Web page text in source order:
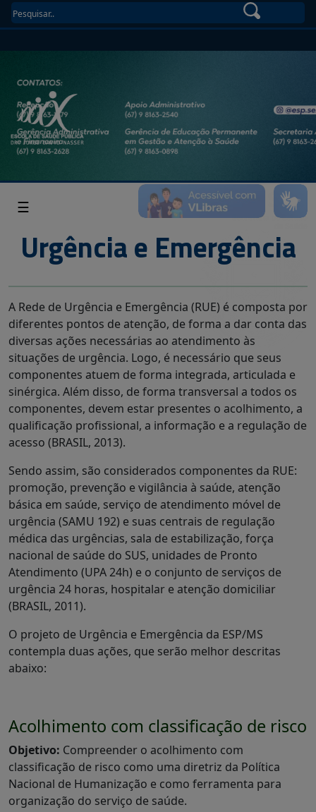
☰
Urgência e Emergência
A Rede de Urgência e Emergência (RUE) é composta por
diferentes pontos de atenção, de forma a dar conta das
diversas ações necessárias ao atendimento às
situações de urgência. Logo, é necessário que seus
componentes atuem de forma integrada, articulada e
sinérgica. Além disso, de forma transversal a todos os
componentes, devem estar presentes o acolhimento, a
qualificação profissional, a informação e a regulação de
acesso (BRASIL, 2013).
Sendo assim, são considerados componentes da RUE:
promoção, prevenção e vigilância à saúde, atenção
básica em saúde, serviço de atendimento móvel de
urgência (SAMU 192) e suas centrais de regulação
médica das urgências, sala de estabilização, força
nacional de saúde do SUS, unidades de Pronto
Atendimento (UPA 24h) e o conjunto de serviços de
urgência 24 horas, hospitalar e atenção domiciliar
(BRASIL, 2011).
O projeto de Urgência e Emergência da ESP/MS
contempla duas ações, que serão melhor descritas
abaixo:
Acolhimento com classificação de risco
Objetivo: Compreender o acolhimento com
classificação de risco como uma diretriz da Política
Nacional de Humanização e como ferramenta para
organização do serviço de saúde.